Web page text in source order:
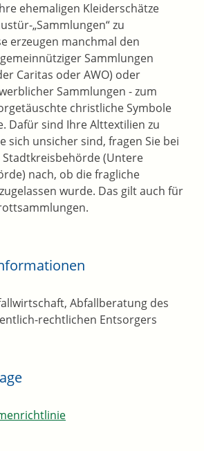
ehemaligen Kleiderschätze
„Sammlungen“ zu
erzeugen manchmal den
Sammlungen
Caritas oder AWO) oder
Sammlungen - zum
christliche Symbole
Dafür sind Ihre Alttextilien zu
sich unsicher sind, fragen Sie bei
(Untere
nach, ob die fragliche
wurde. Das gilt auch für
Abfallberatung des
rechtlichen Entsorgers